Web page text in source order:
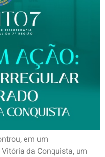
em um
da Conquista, um